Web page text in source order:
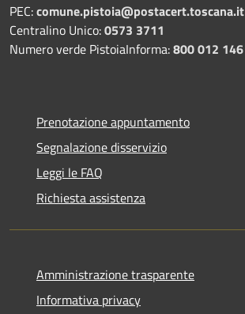
PEC:comune.pistoia@postacert.toscana.it
Centralino Unico:0573 3711
Numero verde PistoiaInforma:800 012 146
Prenotazione appuntamento
Segnalazione disservizio
Leggi le FAQ
Richiesta assistenza
Amministrazione trasparente
Informativa privacy